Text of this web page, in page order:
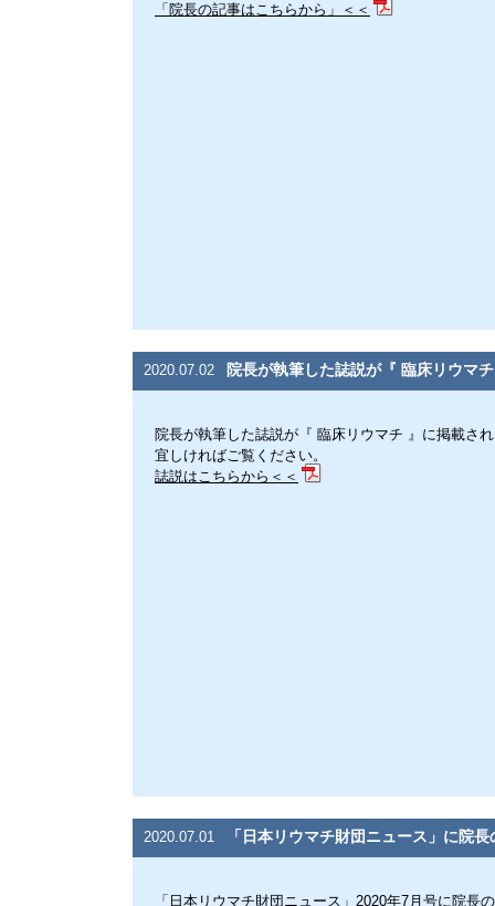
「院長の記事はこちらから」＜＜
2020.07.02 院長が執筆した誌説が『 臨床リウマ
院長が執筆した誌説が『 臨床リウマチ 』に掲載さ
宜しければご覧ください。
誌説はこちらから＜＜
2020.07.01 「日本リウマチ財団ニュース」に院
「日本リウマチ財団ニュース」2020年7月号に院長